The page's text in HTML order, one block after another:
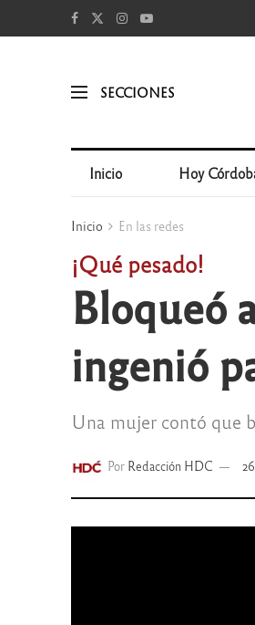
SECCIONES
Inicio Hoy
Inicio En las redes
¡Qué pesado!
Bloqueó
ingenió
Una mujer contó que
Por Redacción HDC